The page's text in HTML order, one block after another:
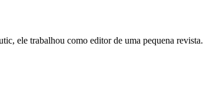
ele trabalhou como editor de uma pequena revista.